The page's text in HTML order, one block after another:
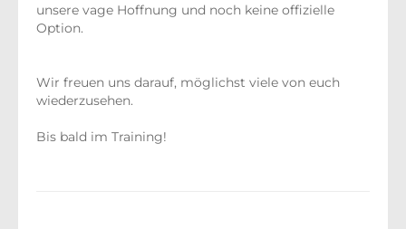
unsere vage Hoffnung und noch keine offizielle
Option.
Wir freuen uns darauf, möglichst viele von euch
wiederzusehen.
Bis bald im Training!